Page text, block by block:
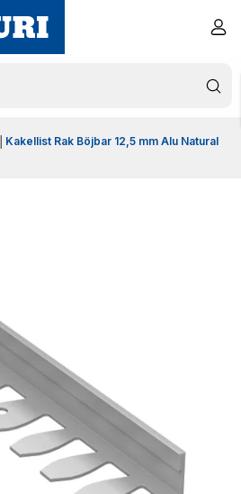
Kakellist Rak Böjbar 12,5 mm Alu Natural